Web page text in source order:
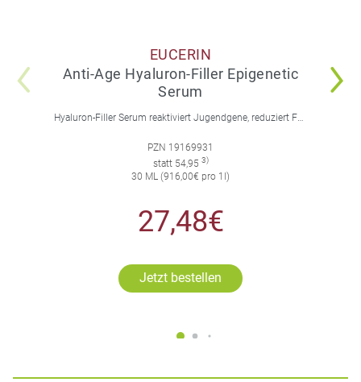
EUCERIN
Anti-Age Hyaluron-Filler Epigenetic
Serum
Hyaluron-Filler Serum reaktiviert Jugendgene, reduziert Falten und feine Linien, spendet intensive Feuchtigkeit und strafft die Gesichtskonturen.
PZN 19169931
statt 54,95 3)
30 ML (916,00€ pro 1l)
27,48€
Jetzt bestellen